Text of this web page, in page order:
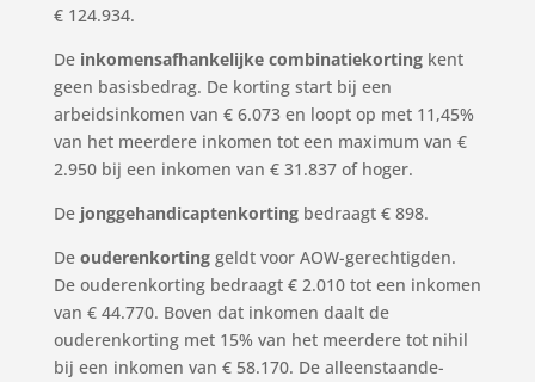
€ 124.934.
De inkomensafhankelijke combinatiekorting kent
geen basisbedrag. De korting start bij een
arbeidsinkomen van € 6.073 en loopt op met 11,45%
van het meerdere inkomen tot een maximum van €
2.950 bij een inkomen van € 31.837 of hoger.
De jonggehandicaptenkortingbedraagt € 898.
De ouderenkortinggeldt voor AOW-gerechtigden.
De ouderenkorting bedraagt € 2.010 tot een inkomen
van € 44.770. Boven dat inkomen daalt de
ouderenkorting met 15% van het meerdere tot nihil
bij een inkomen van € 58.170. De alleenstaande-